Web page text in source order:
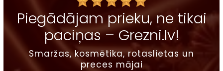
Piegādājam prieku, ne tikai
paciņas – Grezni.lv!
Smaržas, kosmētika, rotaslietas un
preces mājai